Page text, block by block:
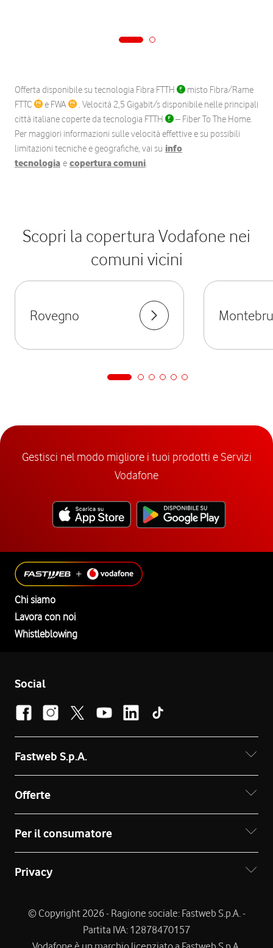
Offerta disponibile su tecnologia Fibra FTTH
misto Fibra/Rame
FTTC
e FWA
. Velocità 2,5 Gigabit/s disponibile nelle principali
città italiane coperte da tecnologia FTTH
– Fiber To The Home.
Per maggiori informazioni sulle velocità effettive e su possibili
limitazioni tecniche e geografiche, vai su info
tecnologia e copertura comuni.
Scopri la copertura Vodafone nei
comuni vicini
Rovegno
Gestisci nel modo migliore i tuoi prodotti e Servizi
Vodafone
Chi siamo
Lavora con noi
Whistleblowing
Social
Fastweb S.p.A.
Offerte
Per il consumatore
Privacy
© Copyright 2026 - Ragione sociale: Fastweb S.p.A. -
Partita IVA: 12878470157